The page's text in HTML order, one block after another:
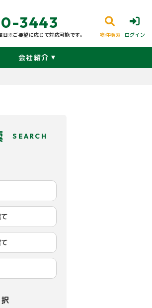
3443
日※ご要望に応じて対応可能です。 物件検索 ログイン
会社紹介
SEARCH